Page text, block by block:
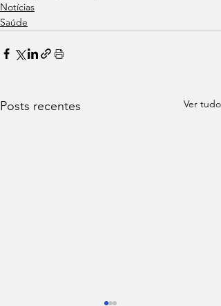
Notícias
Saúde
Posts recentes Ver tudo